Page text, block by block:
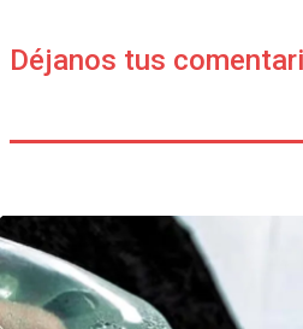
Déjanos tus